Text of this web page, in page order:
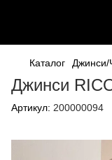
Каталог Джинси/
Джинси
Артикул: 200000094